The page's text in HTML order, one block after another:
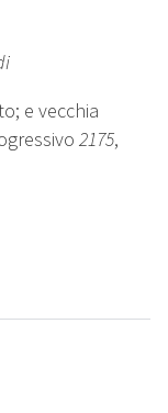
e vecchia
2175,